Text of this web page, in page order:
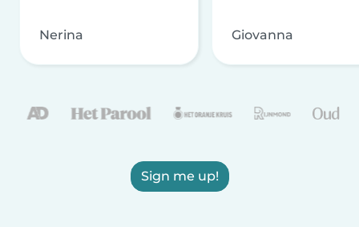
Nerina Giovanna
Sign me up!